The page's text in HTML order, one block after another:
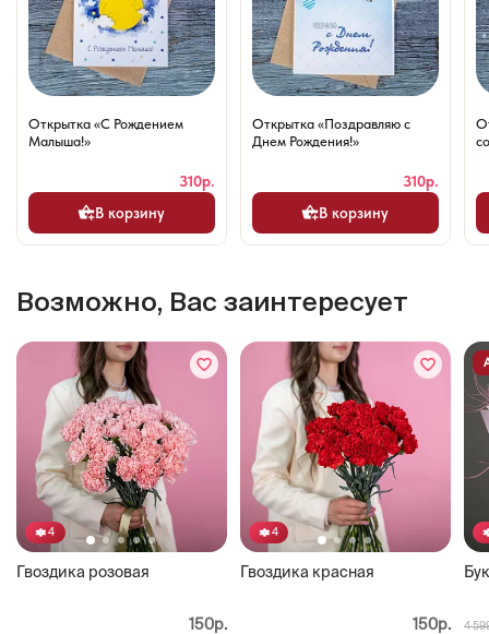
Открытка «С Рождением
Малыша!»
310р.
В корзину
Открытка «Поздравляю с
Днем Рождения!»
310р.
В корзину
Возможно, Вас заинтересует
4
Гвоздика розовая
150р.
4
Гвоздика красная
150р. 4